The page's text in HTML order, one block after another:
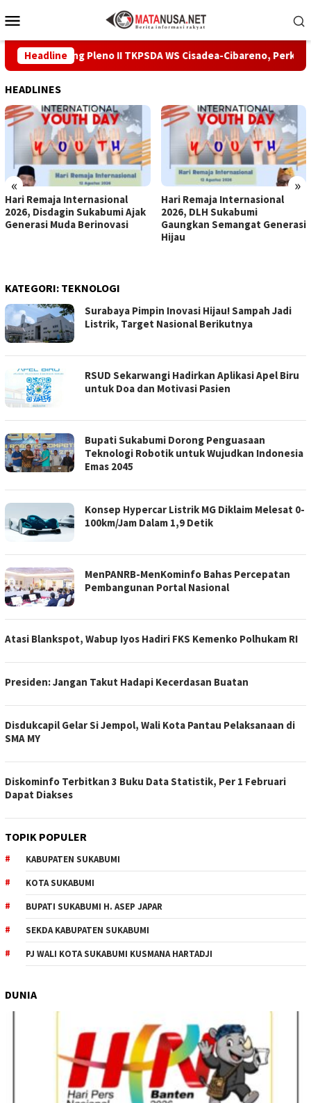
ke
Mobile
Headline
Sidang Pleno II TKPSDA WS Cisadea-Cibareno, Perkuat
HEADLINES
« »
Hari Remaja Internasional
2026, Disdagin Sukabumi Ajak
Generasi Muda Berinovasi
Hari Remaja Internasional
2026, DLH Sukabumi
Gaungkan Semangat Generasi
Hijau
KATEGORI: TEKNOLOGI
Surabaya Pimpin Inovasi Hijau! Sampah Jadi
Listrik, Target Nasional Berikutnya
RSUD Sekarwangi Hadirkan Aplikasi Apel Biru
untuk Doa dan Motivasi Pasien
Bupati Sukabumi Dorong Penguasaan
Teknologi Robotik untuk Wujudkan Indonesia
Emas 2045
Konsep Hypercar Listrik MG Diklaim Melesat 0-
100km/Jam Dalam 1,9 Detik
MenPANRB-MenKominfo Bahas Percepatan
Pembangunan Portal Nasional
Atasi Blankspot, Wabup Iyos Hadiri FKS Kemenko Polhukam RI
Presiden: Jangan Takut Hadapi Kecerdasan Buatan
Disdukcapil Gelar Si Jempol, Wali Kota Pantau Pelaksanaan di
SMA MY
Diskominfo Terbitkan 3 Buku Data Statistik, Per 1 Februari
Dapat Diakses
TOPIK POPULER
KABUPATEN SUKABUMI
KOTA SUKABUMI
BUPATI SUKABUMI H. ASEP JAPAR
SEKDA KABUPATEN SUKABUMI
PJ WALI KOTA SUKABUMI KUSMANA HARTADJI
DUNIA